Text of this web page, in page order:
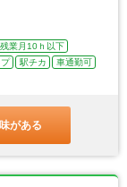
残業月10ｈ以下
駅チカ
車通勤可
がある